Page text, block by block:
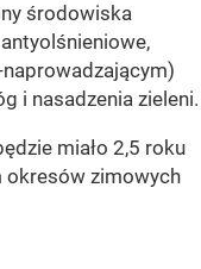
środowiska
i nasadzenia zieleni.
miało 2,5 roku
okresów zimowych